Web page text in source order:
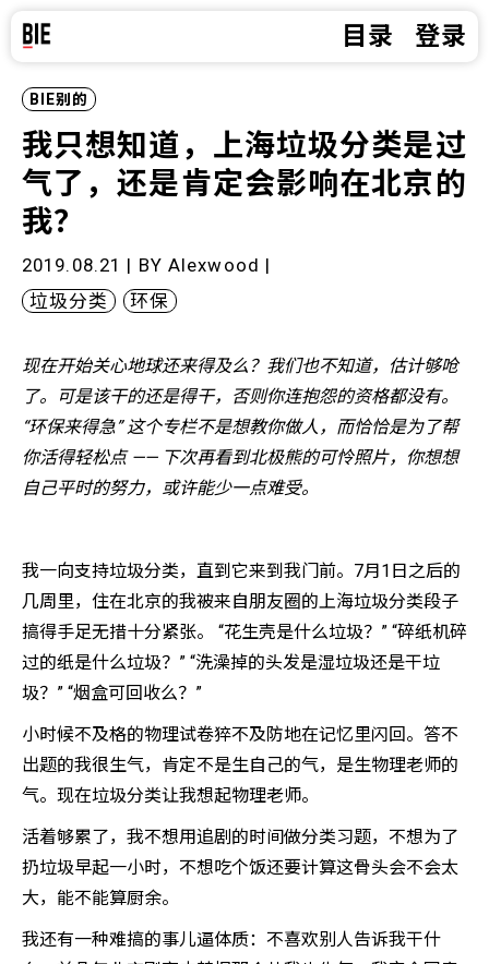
目录 登录
BIE别的
我只想知道，上海垃圾分类是过
气了，还是肯定会影响在北京的
我？
2019.08.21 | BY Alexwood |
垃圾分类
环保
现在开始关心地球还来得及么？我们也不知道，估计够呛
了。可是该干的还是得干，否则你连抱怨的资格都没有。
“环保来得急” 这个专栏不是想教你做人，而恰恰是为了帮
你活得轻松点 —— 下次再看到北极熊的可怜照片，你想想
自己平时的努力，或许能少一点难受。
我一向支持垃圾分类，直到它来到我门前。7月1日之后的
几周里，住在北京的我被来自朋友圈的上海垃圾分类段子
搞得手足无措十分紧张。 “花生壳是什么垃圾？” “碎纸机碎
过的纸是什么垃圾？” “洗澡掉的头发是湿垃圾还是干垃
圾？” “烟盒可回收么？”
小时候不及格的物理试卷猝不及防地在记忆里闪回。答不
出题的我很生气，肯定不是生自己的气，是生物理老师的
气。现在垃圾分类让我想起物理老师。
活着够累了，我不想用追剧的时间做分类习题，不想为了
扔垃圾早起一小时，不想吃个饭还要计算这骨头会不会太
大，能不能算厨余。
我还有一种难搞的事儿逼体质：不喜欢别人告诉我干什